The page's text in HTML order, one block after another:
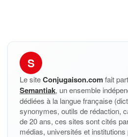
S
Le siteConjugaison.comfait
Semantiak, un ensemble
dédiées à la langue française
synonymes, outils de rédaction,
de 20 ans, ces sites sont cités
médias, universités et institutions